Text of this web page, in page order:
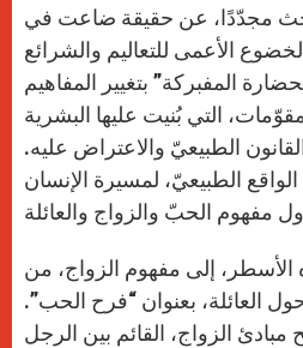
مجدّدًا، عن حقيقة ضاعت في
الأعمى للتعاليم والشرائع
المفبركة” بتغيير المفاهيم
التي بُنيت عليها البشرية
الطبيعيّ والاعتراض عليه.
الطبيعيّ، لمسيرة الإنسان
إلى مفهوم الزواج، من
العائلة، بعنوان “فرح الحب”.
مبادئ الزواج، القائم بين الرجل